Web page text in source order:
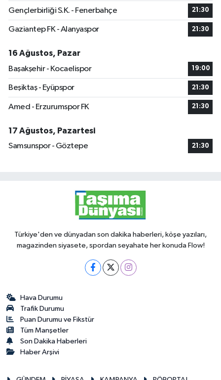
Gençlerbirliği S.K. - Fenerbahçe 21:30
Gaziantep FK - Alanyaspor 21:30
16 Ağustos, Pazar
Başakşehir - Kocaelispor
19:00
Beşiktaş - Eyüpspor 21:30
Amed - Erzurumspor FK 21:30
17 Ağustos, Pazartesi
Samsunspor - Göztepe
21:30
Türkiye'den ve dünyadan son dakika haberleri, köşe yazıları,
magazinden siyasete, spordan seyahate her konuda Flow!
Hava Durumu
Trafik Durumu
Puan Durumu ve Fikstür
Tüm Manşetler
Son Dakika Haberleri
Haber Arşivi